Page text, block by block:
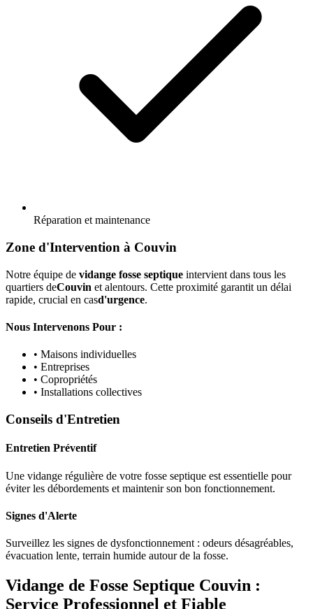
Réparation et maintenance
Zone d'Intervention à Couvin
Notre équipe de vidange fosse septique intervient dans tous les
quartiers deCouvin et alentours. Cette proximité garantit un délai
rapide, crucial en casd'urgence.
Nous Intervenons Pour :
• Maisons individuelles
• Entreprises
• Copropriétés
• Installations collectives
Conseils d'Entretien
Entretien Préventif
Une vidange régulière de votre fosse septique est essentielle pour
éviter les débordements et maintenir son bon fonctionnement.
Signes d'Alerte
Surveillez les signes de dysfonctionnement : odeurs désagréables,
évacuation lente, terrain humide autour de la fosse.
Vidange de Fosse Septique Couvin :
Service Professionnel et Fiable